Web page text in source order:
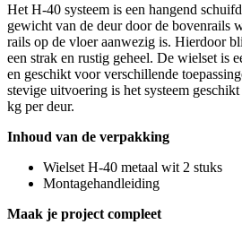
Het H-40 systeem is een hangend
gewicht van de deur door de bovenrails
rails op de vloer aanwezig is. Hierdoor
een strak en rustig geheel. De wielset is
en geschikt voor verschillende
stevige uitvoering is het systeem
kg per deur.
Inhoud van de verpakking
Wielset H-40 metaal wit 2 stuks
Montagehandleiding
Maak je project compleet